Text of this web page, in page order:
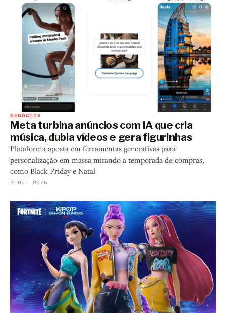
NEGÓCIOS
Meta turbina anúncios com IA que cria
música, dubla vídeos e gera figurinhas
Plataforma aposta em ferramentas generativas para
personalização em massa mirando a temporada de compras,
como Black Friday e Natal
2 OUT 2025